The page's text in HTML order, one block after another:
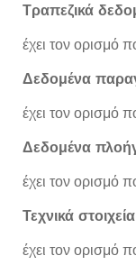
Τραπεζικά
έχει τον ορισμό
Δεδομένα
έχει τον ορισμό
Δεδομένα
έχει τον ορισμό
Τεχνικά στοιχεία
έχει τον ορισμό